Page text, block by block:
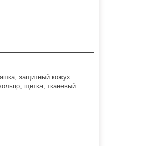
защитный кожух
щетка, тканевый